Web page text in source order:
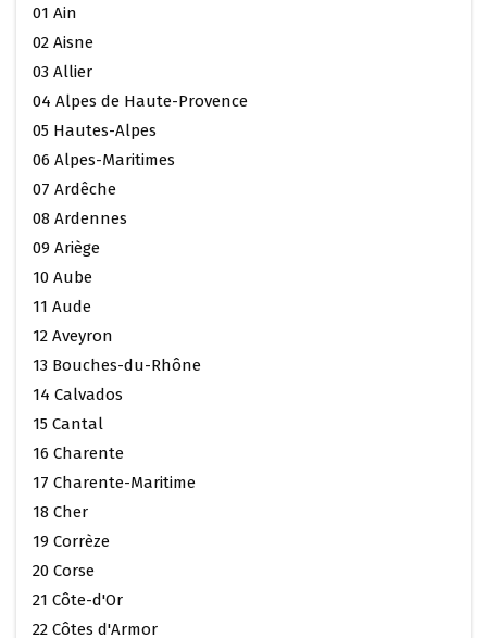
01 Ain
02 Aisne
03 Allier
04 Alpes de Haute-Provence
05 Hautes-Alpes
06 Alpes-Maritimes
07 Ardêche
08 Ardennes
09 Ariège
10 Aube
11 Aude
12 Aveyron
13 Bouches-du-Rhône
14 Calvados
15 Cantal
16 Charente
17 Charente-Maritime
18 Cher
19 Corrèze
20 Corse
21 Côte-d'Or
22 Côtes d'Armor